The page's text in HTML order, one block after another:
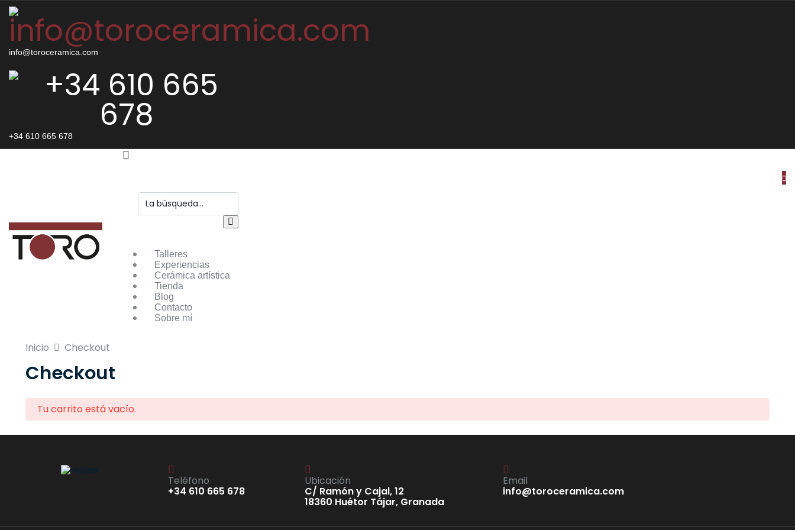
info@toroceramica.com
+34 610 665 678
Talleres
Experiencias
Cerámica artística
Tienda
Blog
Contacto
Sobre mí
Inicio Checkout
Checkout
Tu carrito está vacío.
Teléfono
+34 610 665 678
Ubicación
C/ Ramón y Cajal, 12
18360 Huétor Tájar, Granada
Email
info@toroceramica.com